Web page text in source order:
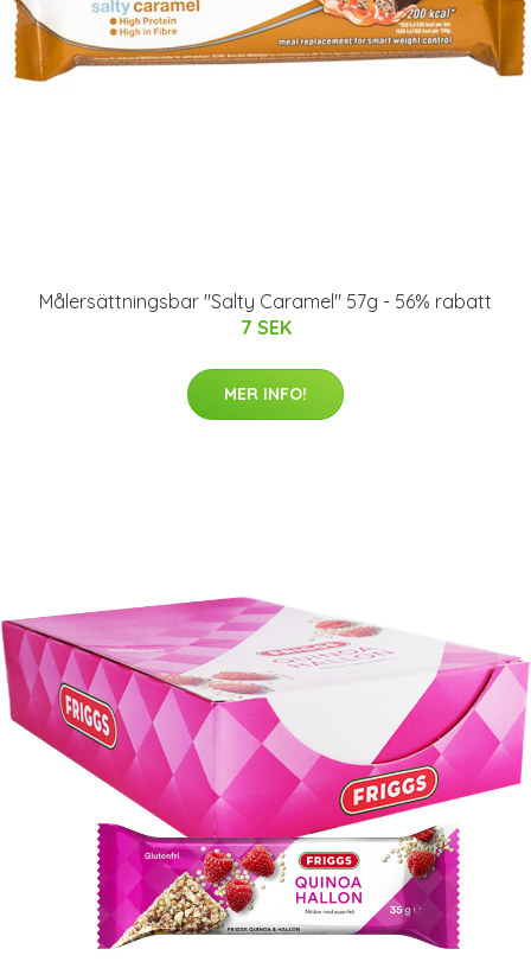
Målersättningsbar "Salty Caramel" 57g - 56% rabatt
7 SEK
MER INFO!